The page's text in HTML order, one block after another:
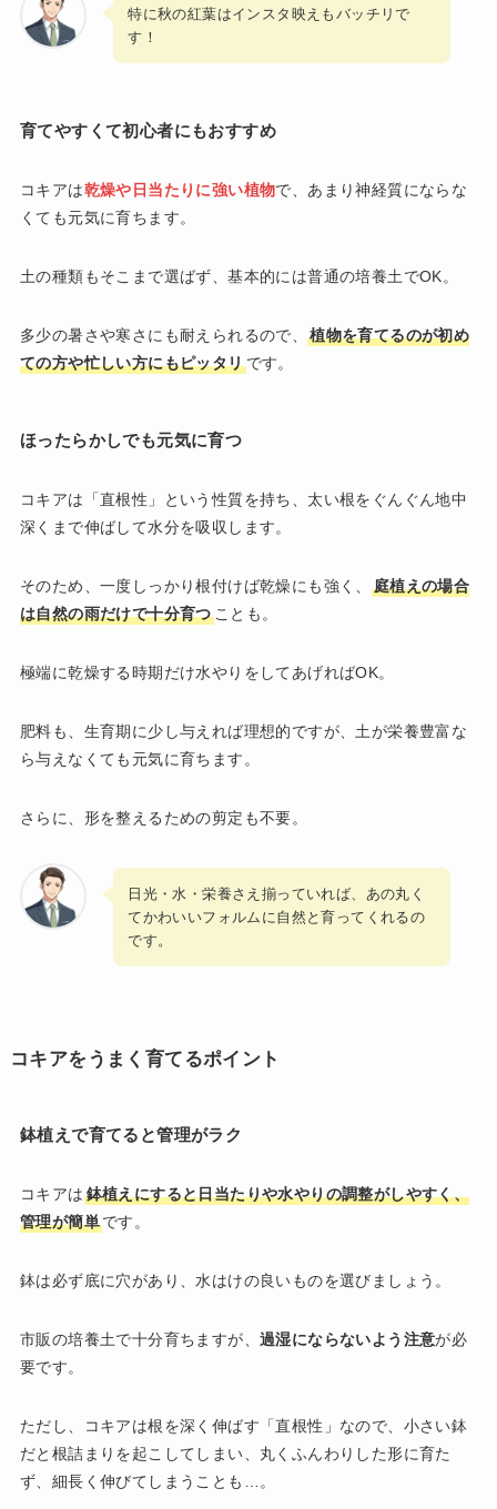
特に秋の紅葉はインスタ映えもバッチリで
す！
育てやすくて初心者にもおすすめ
コキアは乾燥や日当たりに強い植物で、あまり神経質にならな
くても元気に育ちます。
土の種類もそこまで選ばず、基本的には普通の培養土でOK。
多少の暑さや寒さにも耐えられるので、植物を育てるのが初め
ての方や忙しい方にもピッタリです。
ほったらかしでも元気に育つ
コキアは「直根性」という性質を持ち、太い根をぐんぐん地中
深くまで伸ばして水分を吸収します。
そのため、一度しっかり根付けば乾燥にも強く、
庭植えの場合
は自然の雨だけで十分育つことも。
極端に乾燥する時期だけ水やりをしてあげればOK。
肥料も、生育期に少し与えれば理想的ですが、土が栄養豊富な
ら与えなくても元気に育ちます。
さらに、形を整えるための剪定も不要。
日光・水・栄養さえ揃っていれば、あの丸く
てかわいいフォルムに自然と育ってくれるの
です。
コキアをうまく育てるポイント
鉢植えで育てると管理がラク
コキアは 鉢植えにすると日当たりや水やりの調整がしやすく、
管理が簡単です。
鉢は必ず底に穴があり、水はけの良いものを選びましょう。
市販の培養土で十分育ちますが、 過湿にならないよう注意が必
要です。
ただし、コキアは根を深く伸ばす「直根性」なので、小さい鉢
だと根詰まりを起こしてしまい、丸くふんわりした形に育た
ず、細長く伸びてしまうことも…。